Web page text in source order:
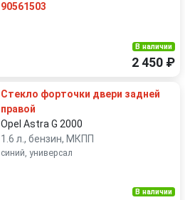
90561503
В наличии
2 450 ₽
Стекло форточки двери задней
правой
Opel Astra G 2000
1.6 л., бензин, МКПП
синий, универсал
В наличии